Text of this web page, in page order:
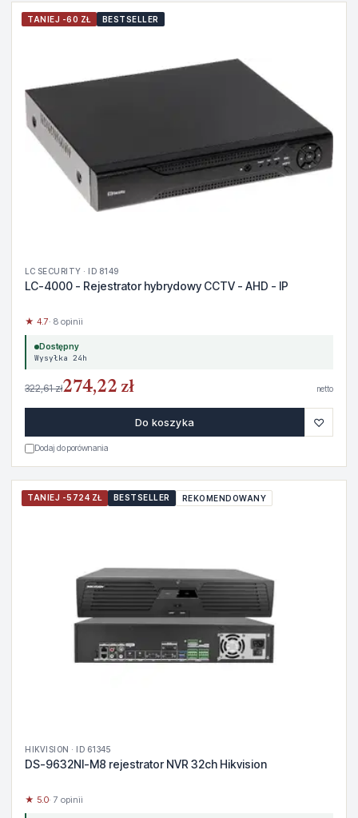
TANIEJ -60 ZŁ BESTSELLER
LC SECURITY · ID 8149
LC-4000 - Rejestrator hybrydowy CCTV - AHD - IP
★ 4.7· 8 opinii
Dostępny
Wysyłka 24h
322,61 zł274,22 zł netto
Do koszyka ♡
Dodaj do porównania
TANIEJ -5724 ZŁ BESTSELLER REKOMENDOWANY
HIKVISION · ID 61345
DS-9632NI-M8 rejestrator NVR 32ch Hikvision
★ 5.0· 7 opinii